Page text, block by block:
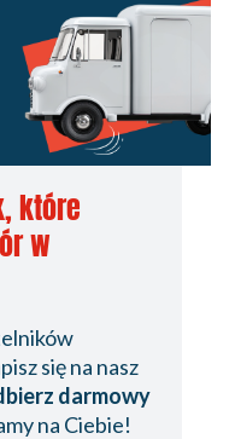
które
w
się na nasz
darmowy
na Ciebie!